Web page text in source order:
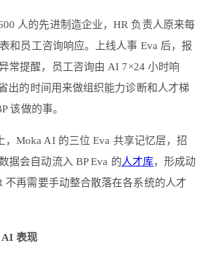
人的先进制造企业，HR 负责人原来每
和员工咨询响应。上线人事 Eva 后，报
常提醒，员工咨询由 AI 7×24 小时响
出的时间用来做组织能力诊断和人才梯
该做的事。
，Moka AI 的三位 Eva 共享记忆层，招
据会自动流入 BP Eva 的人才库，形成动
不再需要手动整合散落在各系统的人才
表现